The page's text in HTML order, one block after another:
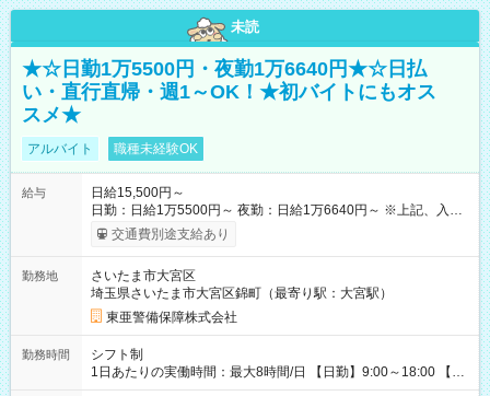
未読
★☆日勤1万5500円・夜勤1万6640円★☆日払
い・直行直帰・週1～OK！★初バイトにもオス
スメ★
アルバイト 職種未経験OK
給与
日給15,500円～
日勤：日給1万5500円～ 夜勤：日給1万6640円～ ※上記、入社
祝手当4000円含む(25勤務まで) ┗新任研修の終了から100日以内
┗規定あり ／ 経験や年齢を問わず、 頑張った方全員に支給され
日給は全額支給！ ■月22日以上勤務すると… 日給1000円UP！ ■
日払い・週払い・前払いOK！ 給与即時払いサービス『クリア
(CRIA)』で 最短当日にコンビニATMから 現金で給与を受け取れ
ます♪ ※稼働分・規定あり ■法定研修(7h×3日間)中も 手当をしっ
かり【3万円】支給！ ┗研修手当の一部(9，000円)は手渡しで支
給 ┗昼食代も別途支給(500円×3日間） ┗研修期間中も交通費全
交通費別途支給あり
勤務地
さいたま市大宮区
埼玉県さいたま市大宮区錦町（最寄り駅：大宮駅）
東亜警備保障株式会社
勤務時間
シフト制
1日あたりの実働時間：最大8時間/日 【日勤】9:00～18:00 【夜
勤】20:00～翌5:00 ・【日勤のみ】【夜勤のみ】もOK♪ ・自分